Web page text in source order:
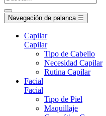
Navegación de palanca ☰
Capilar
Capilar
Tipo de Cabello
Necesidad Capilar
Rutina Capilar
Facial
Facial
Tipo de Piel
Maquillaje